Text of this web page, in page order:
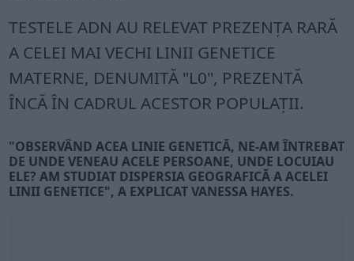
TESTELE ADN AU RELEVAT PREZENŢA RARĂ
A CELEI MAI VECHI LINII GENETICE
MATERNE, DENUMITĂ "L0", PREZENTĂ
ÎNCĂ ÎN CADRUL ACESTOR POPULAŢII.
"OBSERVÂND ACEA LINIE GENETICĂ, NE-AM ÎNTREBAT
DE UNDE VENEAU ACELE PERSOANE, UNDE LOCUIAU
ELE? AM STUDIAT DISPERSIA GEOGRAFICĂ A ACELEI
LINII GENETICE", A EXPLICAT VANESSA HAYES.